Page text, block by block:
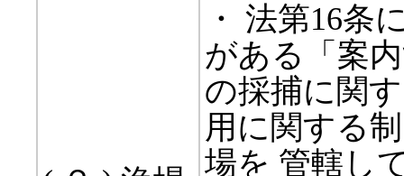
・ 法第16条
がある「案
の採捕に関
用に関する
場を 管轄し